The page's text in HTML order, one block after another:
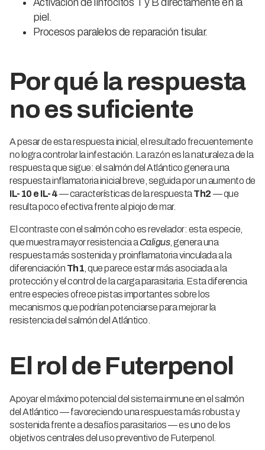
piel.
Procesos paralelos de reparación tisular.
Por qué la respuesta
no es suficiente
A pesar de esta respuesta inicial, el resultado frecuentemente
no logra controlar la infestación. La razón es la naturaleza de la
respuesta que sigue: el salmón del Atlántico genera una
respuesta inflamatoria inicial breve, seguida por un aumento de
IL-10 e IL-4— características de la respuestaTh2 — que
resulta poco efectiva frente al piojo de mar.
El contraste con el salmón coho es revelador: esta especie,
que muestra mayor resistencia aCaligus, genera una
respuesta más sostenida y proinflamatoria vinculada a la
diferenciación Th1, que parece estar más asociada a la
protección y el control de la carga parasitaria. Esta diferencia
entre especies ofrece pistas importantes sobre los
mecanismos que podrían potenciarse para mejorar la
resistencia del salmón del Atlántico.
El rol de Futerpenol
Apoyar el máximo potencial del sistema inmune en el salmón
del Atlántico — favoreciendo una respuesta más robusta y
sostenida frente a desafíos parasitarios — es uno de los
objetivos centrales del uso preventivo de Futerpenol.